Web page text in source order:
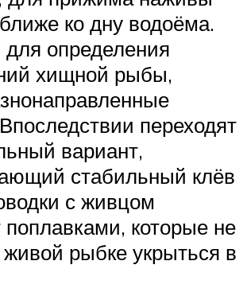
ко дну водоёма.
определения
хищной рыбы,
переходят
вариант,
стабильный клёв
с живцом
которые не
рыбке укрыться в